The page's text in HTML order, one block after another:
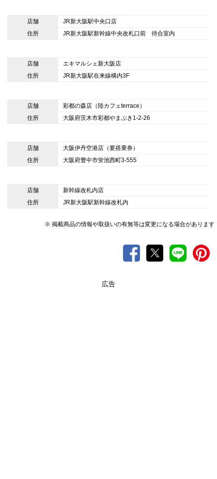
店舗
JR新大阪駅中央口店
住所
JR新大阪駅新幹線中央改札口前 待合室内
店舗
エキマルシェ新大阪店
住所
JR新大阪駅在来線構内3F
店舗
彩都の森店（陸カフェterrace）
住所
大阪府茨木市彩都やまぶき1-2-26
店舗
大阪伊丹空港店（要搭乗券）
住所
大阪府豊中市蛍池西町3-555
店舗
新幹線改札内店
住所
JR新大阪駅新幹線改札内
※ 掲載商品の情報や取扱いの有無等は変更になる場合があります
広告